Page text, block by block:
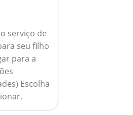
serviço de
seu filho
para a
Escolha